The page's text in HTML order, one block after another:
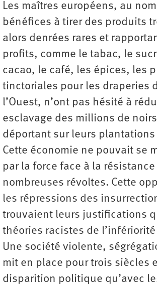
Les maîtres européens, au
bénéfices à tirer des produits
alors denrées rares et
profits, comme le tabac, le
cacao, le café, les épices, les
tinctoriales pour les draperies
l’Ouest, n’ont pas hésité à
esclavage des millions de
déportant sur leurs plantations
Cette économie ne pouvait se
par la force face à la
nombreuses révoltes. Cette
les répressions des
trouvaient leurs justifications
théories racistes de
Une société violente,
mit en place pour trois siècles
disparition politique qu’avec